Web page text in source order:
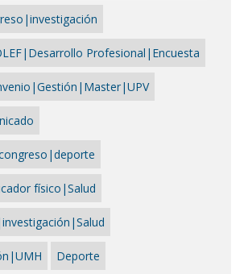
Profesional|Encuesta
físico|Salud
Deporte